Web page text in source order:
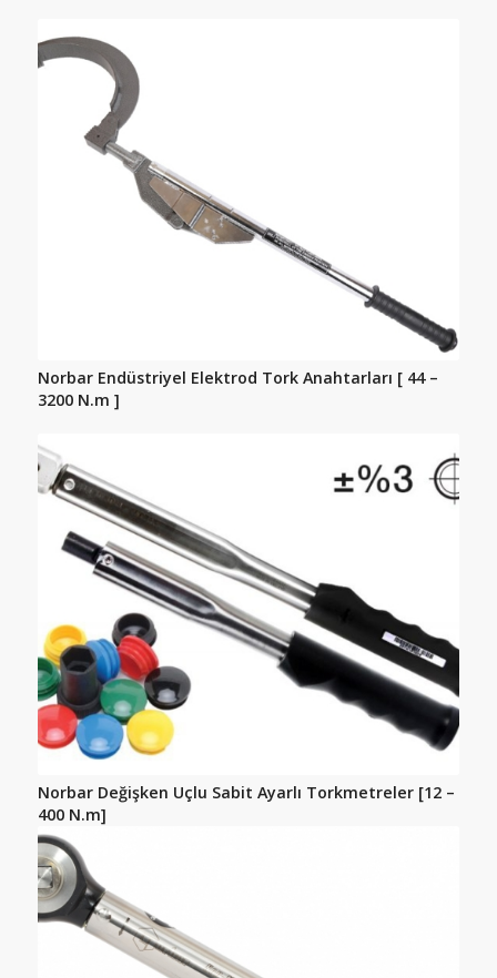
Norbar Endüstriyel Elektrod Tork Anahtarları [ 44 –
3200 N.m ]
Norbar Değişken Uçlu Sabit Ayarlı Torkmetreler [12 –
400 N.m]